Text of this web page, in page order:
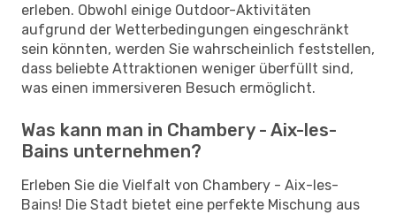
erleben. Obwohl einige Outdoor-Aktivitäten
aufgrund der Wetterbedingungen eingeschränkt
sein könnten, werden Sie wahrscheinlich feststellen,
dass beliebte Attraktionen weniger überfüllt sind,
was einen immersiveren Besuch ermöglicht.
Was kann man in Chambery - Aix-les-
Bains unternehmen?
Erleben Sie die Vielfalt von Chambery - Aix-les-
Bains! Die Stadt bietet eine perfekte Mischung aus